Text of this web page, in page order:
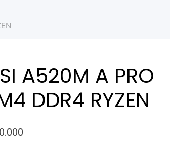
A520M A PRO
DDR4 RYZEN